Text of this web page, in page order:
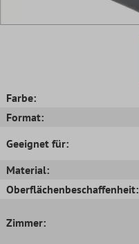
Farbe:
Format:
Geeignet für:
Material:
Oberflächenbeschaffenheit:
Zimmer: